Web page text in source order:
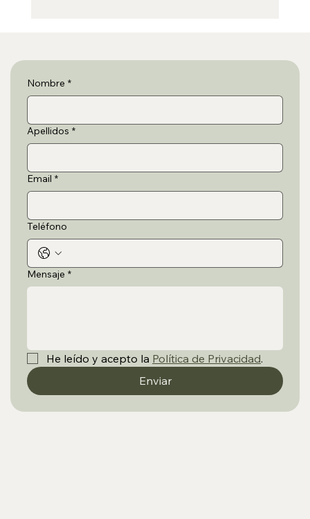
práctica para 2026 gratis)
Nombre *
Apellidos *
Email *
Teléfono
Mensaje *
He leído y acepto la Política de Privacidad.
Enviar